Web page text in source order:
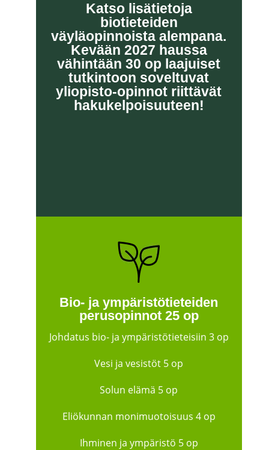
Katso lisätietoja
biotieteiden
väyläopinnoista alempana.
Kevään 2027 haussa
vähintään 30 op laajuiset
tutkintoon soveltuvat
yliopisto-opinnot riittävät
hakukelpoisuuteen!
Bio- ja ympäristötieteiden
perusopinnot 25 op
Johdatus bio- ja ympäristötieteisiin 3 op
Vesi ja vesistöt 5 op
Solun elämä 5 op
Eliökunnan monimuotoisuus 4 op
Ihminen ja ympäristö 5 op